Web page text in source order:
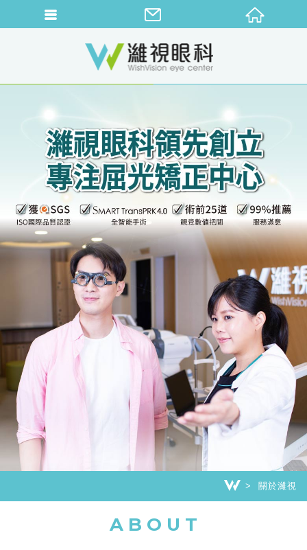
關於濰視
ABOUT